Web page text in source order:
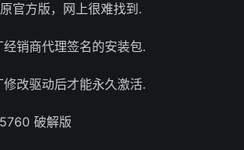
官方版，网上很难找到.
销商代理签名的安装包.
改驱动后才能永久激活.
破解版